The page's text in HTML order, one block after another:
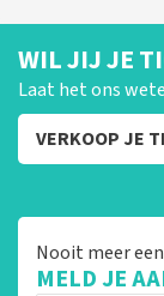
WIL JIJ JE
Laat het ons
VERKOOP JE
Nooit meer
MELD JE